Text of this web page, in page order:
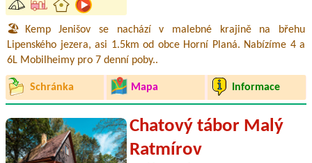
🏖️Kemp Jenišov se nachází v malebné krajině na břehu
Lipenského jezera, asi 1.5km od obce Horní Planá. Nabízíme 4 a
6L Mobilheimy pro 7 denní poby..
Schránka Mapa Informace
Chatový tábor Malý
Ratmírov